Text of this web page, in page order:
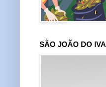
SÃO JOÃO DO IVAÍ